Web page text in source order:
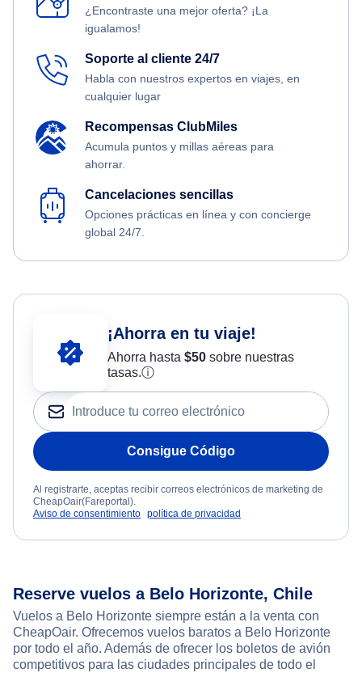
¿Encontraste una mejor oferta? ¡La
igualamos!
Soporte al cliente 24/7
Habla con nuestros expertos en viajes, en
cualquier lugar
Recompensas ClubMiles
Acumula puntos y millas aéreas para
ahorrar.
Cancelaciones sencillas
Opciones prácticas en línea y con concierge
global 24/7.
¡Ahorra en tu viaje!
Ahorra hasta $50sobre nuestras
tasas.ⓘ
Consigue Código
Al registrarte, aceptas recibir correos electrónicos de marketing de
CheapOair(Fareportal).
Aviso de consentimiento política de privacidad
Reserve vuelos a Belo Horizonte, Chile
Vuelos a Belo Horizonte siempre están a la venta con
CheapOair. Ofrecemos vuelos baratos a Belo Horizonte
por todo el año. Además de ofrecer los boletos de avión
competitivos para las ciudades principales de todo el